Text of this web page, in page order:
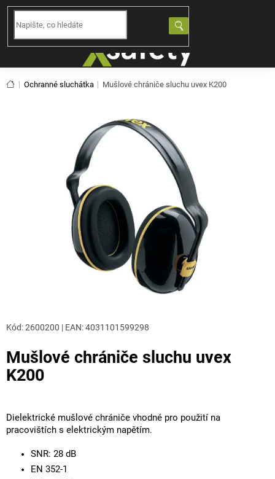
Přejít
obsah
Domů
Ochranné sluchátka Mušlové chrániče sluchu uvex K200
Mušlové chrániče sluchu uvex
K200
Kód:2600200 | EAN:4031101599298
Dielektrické mušlové chrániče vhodné pro použití na
pracovištích s elektrickým napětím.
SNR: 28 dB
EN 352-1